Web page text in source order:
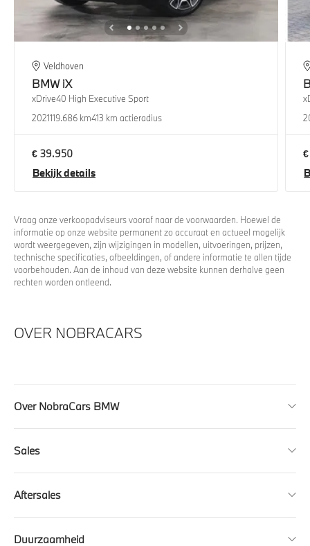
Veldhoven
BMW iX
xDrive40 High Executive Sport
2021119.686 km413 km actieradius
€ 39.950
Bekijk details
Vraag onze verkoopadviseurs vooraf naar de voorwaarden. Hoewel de
informatie op onze website permanent zo accuraat en actueel mogelijk
wordt weergegeven, zijn wijzigingen in modellen, uitvoeringen, prijzen,
technische specificaties, afbeeldingen, of andere informatie te allen tijde
voorbehouden. Aan de inhoud van deze website kunnen derhalve geen
rechten worden ontleend.
OVER NOBRACARS
Over NobraCars BMW
Sales
Aftersales
Duurzaamheid